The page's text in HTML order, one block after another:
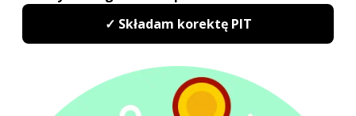
Sprawy urzędowe
Powiązane artykuły